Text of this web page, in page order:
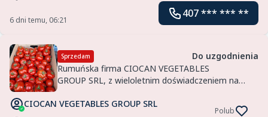
6 dni temu, 06:21
407 *** *** **
Sprzedam
Do uzgodnienia
Rumuńska firma CIOCAN VEGETABLES
GROUP SRL, z wieloletnim doświadczeniem na
dostawy 2-3 dni, oferujemy
CIOCAN VEGETABLES GROUP SRL
Polub